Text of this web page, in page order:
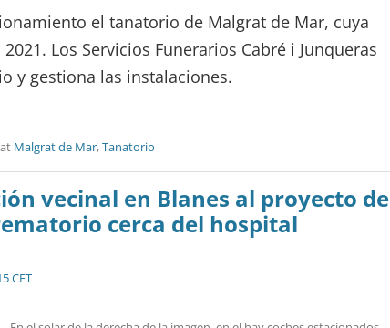
el tanatorio de Malgrat de Mar, cuya
Los Servicios Funerarios Cabré i Junqueras
y gestiona las instalaciones.
Malgrat de Mar,Tanatorio
vecinal en Blanes al proyecto de
cerca del hospital
CET